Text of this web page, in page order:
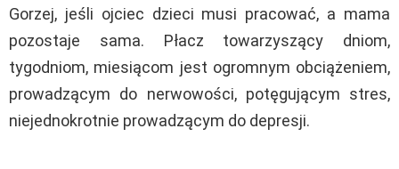
Gorzej, jeśli ojciec dzieci musi pracować, a mama
pozostaje sama. Płacz towarzyszący dniom,
tygodniom, miesiącom jest ogromnym obciążeniem,
prowadzącym do nerwowości, potęgującym stres,
niejednokrotnie prowadzącym do depresji.